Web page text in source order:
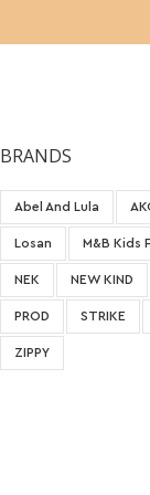
BRANDS
Abel And Lula
Losan M&B Kids
NEK NEW KIND
PROD STRIKE
ZIPPY